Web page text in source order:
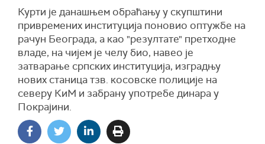
Курти је данашњем обраћању у скупштини
привремених институција поновио оптужбе на
рачун Београда, а као "резултате" претходне
владе, на чијем је челу био, навео је
затварање српских институција, изградњу
нових станица тзв. косовске полиције на
северу КиМ и забрану употребе динара у
Покрајини.